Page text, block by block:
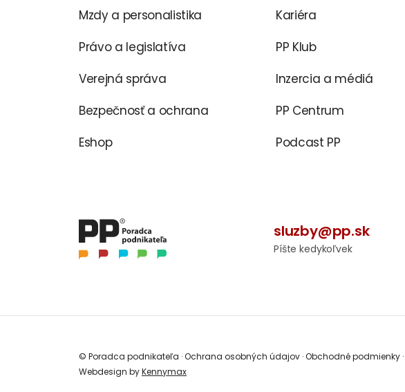
Mzdy a personalistika
Právo a legislatíva
Verejná správa
Bezpečnosť a ochrana
Eshop
Kariéra
PP Klub
Inzercia a médiá
PP Centrum
Podcast PP
sluzby@pp.sk
Píšte kedykoľvek
© Poradca podnikateľa ·Ochrana osobných údajov ·Obchodné podmienky ·
Webdesign byKennymax